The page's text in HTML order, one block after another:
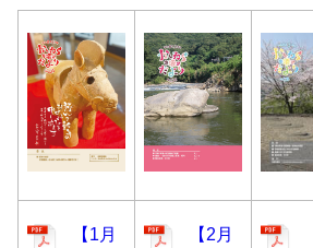
【1月
【2月